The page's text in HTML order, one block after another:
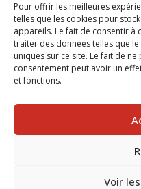
Pour offrir les meilleures
telles que les cookies pour
appareils. Le fait de consentir à
traiter des données telles que
uniques sur ce site. Le fait de
consentement peut avoir un
et fonctions.
Voir
Samedi : Fermé
Dimanche : Fermé
© 2025 Nouvel R
SITE RÉALISÉ